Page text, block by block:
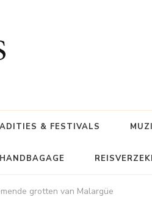
& FESTIVALS
grotten van Malargüe